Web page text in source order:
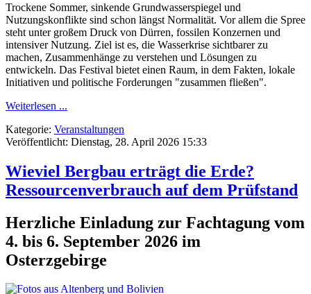
Trockene Sommer, sinkende Grundwasserspiegel und
Nutzungskonflikte sind schon längst Normalität. Vor allem die Spree
steht unter großem Druck von Dürren, fossilen Konzernen und
intensiver Nutzung. Ziel ist es, die Wasserkrise sichtbarer zu
machen, Zusammenhänge zu verstehen und Lösungen zu
entwickeln. Das Festival bietet einen Raum, in dem Fakten, lokale
Initiativen und politische Forderungen "zusammen fließen".
Weiterlesen ...
Kategorie: Veranstaltungen
Veröffentlicht: Dienstag, 28. April 2026 15:33
Wieviel Bergbau erträgt die Erde?
Ressourcenverbrauch auf dem Prüfstand
Herzliche Einladung zur Fachtagung vom
4. bis 6. September 2026 im
Osterzgebirge